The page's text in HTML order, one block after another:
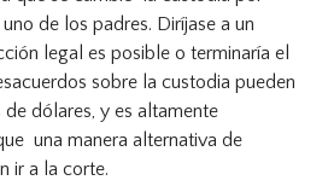
de los padres. Diríjase a un
legal es posible o terminaría el
sobre la custodia pueden
dólares, y es altamente
una manera alternativa de
ir a la corte.